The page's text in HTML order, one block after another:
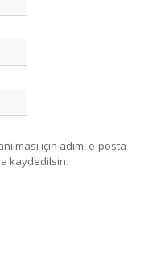
için adım, e-posta
kaydedilsin.